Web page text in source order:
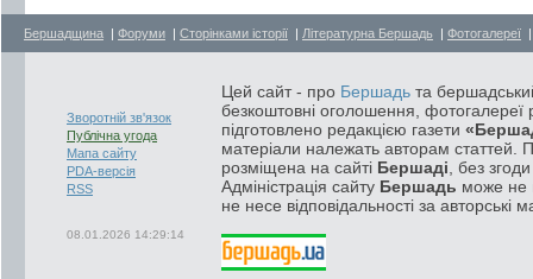
Бершадщина | Форуми | Сторінками історії | Літературна Бершадь | Фотогалереї
Зворотній зв'язок
Публічна угода
Мапа сайту
PDA-версія
RSS
08.01.2026 14:29:14
Цей сайт - про Бершадь та
безкоштовні оголошення, фотогалереї
підготовлено редакцією газети
матеріали належать авторам статтей.
розміщена на сайті Бершаді , без
Адміністрація сайту Бершадь може не
не несе відповідальності за авторські